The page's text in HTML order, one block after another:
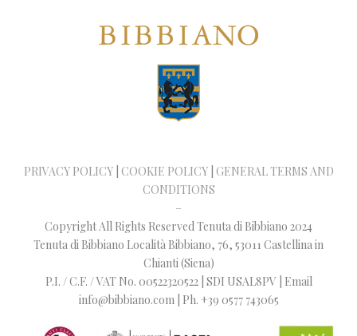
PRIVACY POLICY| COOKIE POLICY| GENERAL TERMS AND
CONDITIONS
–
Copyright All Rights Reserved Tenuta di Bibbiano 2024
Tenuta di Bibbiano Località Bibbiano, 76, 53011 Castellina in
Chianti (Siena)
P.I. / C.F. / VAT No. 00522320522 | SDI USAL8PV | Email
info@bibbiano.com | Ph. +39 0577 743065